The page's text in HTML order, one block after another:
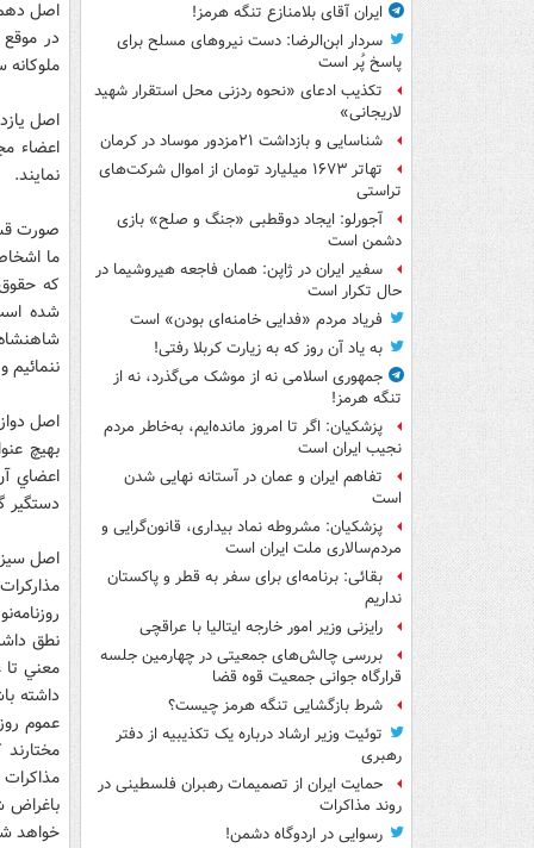
ایران آقای بلامنازع تنگه هرمز!
سردار ابن‌الرضا: دست نیروهای مسلح برای
پاسخ پُر است
تکذیب ادعای «نحوه ردزنی محل استقرار شهید
لاریجانی»
شناسایی و بازداشت ۲۱مزدور موساد در کرمان
تهاتر ۱۶۷۳ میلیارد تومان از اموال شرکت‌های
تراستی
آجورلو: ایجاد دوقطبی «جنگ و صلح‌» بازی
دشمن است
سفیر ایران در ژاپن: همان فاجعه هیروشیما در
حال تکرار است
فریاد مردم «فدایی خامنه‌ای بودن» است
به یاد آن روز که به زیارت کربلا رفتی!
جمهوری اسلامی نه از موشک می‌گذرد، نه از
تنگه هرمز!
پزشکیان: اگر تا امروز مانده‌ایم، به‌خاطر مردم
نجیب ایران است
تفاهم ایران و عمان در آستانه نهایی شدن
است
پزشکیان: مشروطه نماد بیداری، قانون‌گرایی و
مردم‌سالاری ملت ایران است
بقائی: برنامه‌ای برای سفر به قطر و پاکستان
نداریم
رایزنی وزیر امور خارجه ایتالیا با عراقچی
بررسی چالش‌های جمعیتی در چهارمین جلسه
قرارگاه جوانی جمعیت قوه قضا
شرط بازگشایی تنگه هرمز چیست؟
توئیت وزیر ارشاد درباره یک تکذیبیه از دفتر
رهبری
حمایت ایران از تصمیمات رهبران فلسطینی در
روند مذاکرات
رسوایی در اردوگاه دشمن!
در
ملوکانه
اعضاء
نمايند.
صورت
ما
که
شده
اصل
بهيچ
اعضاي
دستگير
اصل
نطق
معني
داشته
عموم
باغراض
خواهد